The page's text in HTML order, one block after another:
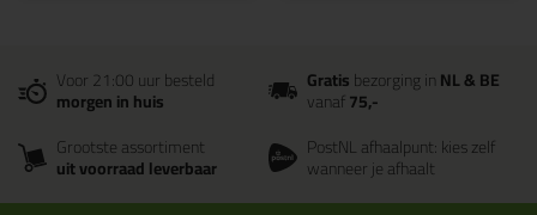
Voor 21:00 uur besteld
morgen in huis
Gratisbezorging inNL & BE
vanaf75,-
Grootste assortiment
uit voorraad leverbaar
PostNL afhaalpunt: kies zelf
wanneer je afhaalt